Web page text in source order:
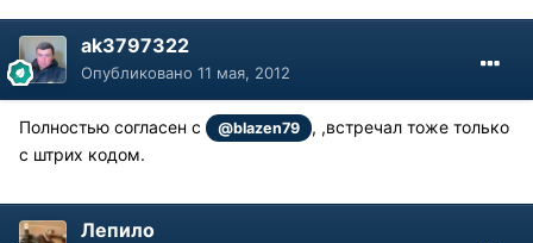
ak3797322
Опубликовано 11 мая, 2012
Полностью согласен с @blazen79
, ,встречал тоже только
с штрих кодом.
Лепило